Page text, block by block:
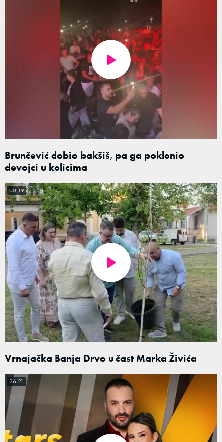
Brunčević dobio bakšiš, pa ga poklonio
devojci u kolicima
Vrnajačka Banja Drvo u čast Marka Živića
00:19
26:21